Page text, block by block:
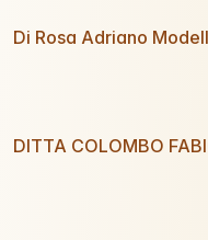
Di Rosa Adriano
DITTA COLOMBO